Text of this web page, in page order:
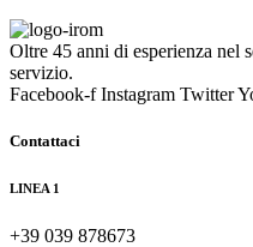
Oltre 45 anni di esperienza nel
servizio.
Facebook-f Instagram Twitter
Contattaci
LINEA 1
+39 039 878673